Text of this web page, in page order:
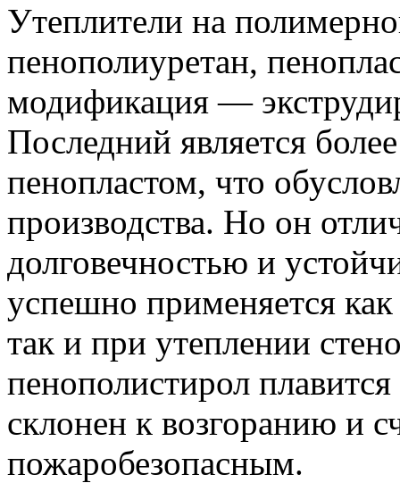
Утеплители на
пенополиуретан,
модификация —
Последний является
пенопластом, что
производства. Но он
долговечностью и
успешно применяется
так и при утеплении
пенополистирол
склонен к возгоранию и
пожаробезопасным.